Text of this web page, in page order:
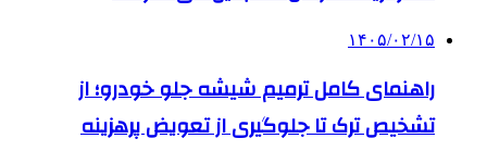
۱۴۰۵/۰۲/۱۵
راهنمای کامل ترمیم شیشه جلو خودرو؛ از
تشخیص ترک تا جلوگیری از تعویض پرهزینه